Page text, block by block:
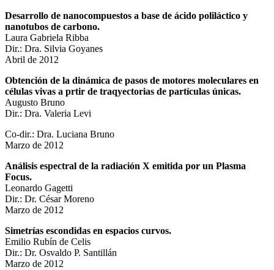
Desarrollo de nanocompuestos a base de ácido poliláctico y
nanotubos de carbono.
Laura Gabriela Ribba
Dir.: Dra. Silvia Goyanes
Abril de 2012
Obtención de la dinámica de pasos de motores moleculares en
células vivas a prtir de traqyectorias de partículas únicas.
Augusto Bruno
Dir.: Dra. Valeria Levi
Co-dir.: Dra. Luciana Bruno
Marzo de 2012
Análisis espectral de la radiación X emitida por un Plasma
Focus.
Leonardo Gagetti
Dir.: Dr. César Moreno
Marzo de 2012
Simetrías escondidas en espacios curvos.
Emilio Rubín de Celis
Dir.: Dr. Osvaldo P. Santillán
Marzo de 2012